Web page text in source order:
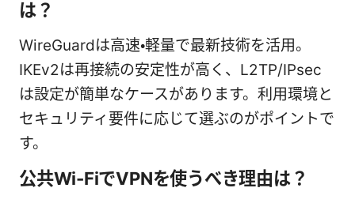
は？
WireGuardは高速・軽量で最新技術を活用。
IKEv2は再接続の安定性が高く、L2TP/IPsec
は設定が簡単なケースがあります。利用環境と
セキュリティ要件に応じて選ぶのがポイントで
す。
公共Wi-FiでVPNを使うべき理由は？